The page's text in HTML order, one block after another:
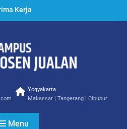
Kerja
Bisa
untuk
–
Yogyakarta
Makassar | Tangerang | Cibubur
Menu